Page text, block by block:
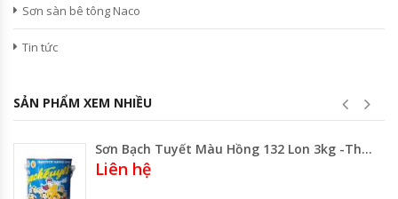
Sơn sàn bê tông Naco
Tin tức
SẢN PHẨM XEM NHIỀU
Sơn Bạch Tuyết Màu Hồng 132 Lon 3kg -Thùng 16 kg Gía Rẻ Gía Sỉ
Liên hệ